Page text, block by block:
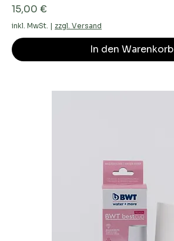
Preis
15,00 €
inkl. MwSt. | zzgl. Versand
In den Warenkorb